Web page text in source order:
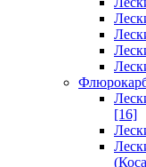
[16]